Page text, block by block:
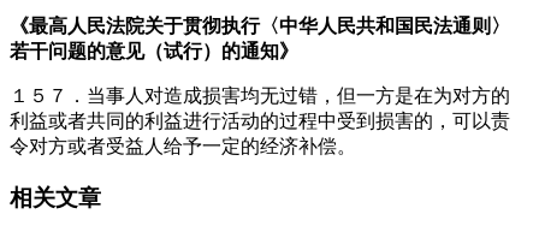
《最高人民法院关于贯彻执行〈中华人民共和国民法通则〉
若干问题的意见（试行）的通知》
１５７．当事人对造成损害均无过错，但一方是在为对方的
利益或者共同的利益进行活动的过程中受到损害的，可以责
令对方或者受益人给予一定的经济补偿。
相关文章